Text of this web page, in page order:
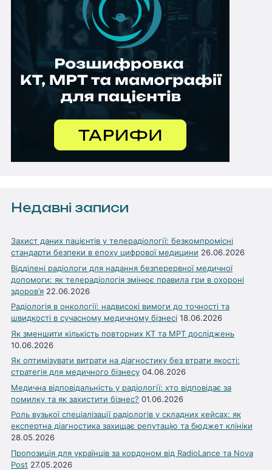
Недавні записи
Захист даних пацієнтів у телерадіології: безкомпромісні
стандарти безпеки в епоху цифрової медицини 26.06.2026
Відділені радіологи для надання безперервної медичної
допомоги: як телерадіологія змінює правила гри в охороні
здоров’я 22.06.2026
Радіологія в онкології: надвисокі вимоги до точності та
швидкості в сучасному медичному бізнесі 18.06.2026
Як зменшити кількість повторних КТ та МРТ досліджень
10.06.2026
Як оптимізувати витрати на діагностику без втрати якості:
стратегія для медичного бізнесу 04.06.2026
Медична відповідальність у радіології: хто відповідає за
помилку та як захистити бізнес? 01.06.2026
Роль вузької спеціалізації радіологів у складних кейсах: як
експертна діагностика захищає репутацію та бюджет клініки
28.05.2026
Пропозиція для українців за кордоном від RadioLance та Nova
Post 27.05.2026